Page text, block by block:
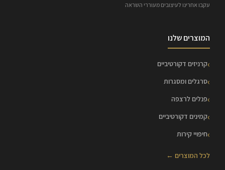
עקבו אחרינו לעיצובים מעוררי השראה
המוצרים שלנו
קרניזים דקורטיביים
סרגלים ומסגרות
פנלים לרצפה
קמינים דקורטיביים
חיפויי קירות
לכל המוצרים ←